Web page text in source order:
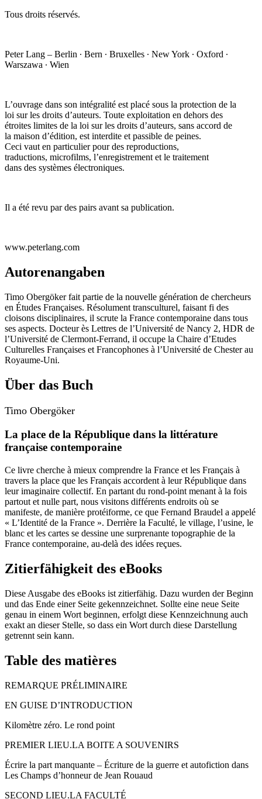
Tous droits réservés.
Peter Lang – Berlin ∙ Bern ∙ Bruxelles ∙ New York ∙ Oxford ∙
Warszawa ∙ Wien
L’ouvrage dans son intégralité est placé sous la protection de la
loi sur les droits d’auteurs. Toute exploitation en dehors des
étroites limites de la loi sur les droits d’auteurs, sans accord de
la maison d’édition, est interdite et passible de peines.
Ceci vaut en particulier pour des reproductions,
traductions, microfilms, l’enregistrement et le traitement
dans des systèmes électroniques.
Il a été revu par des pairs avant sa publication.
www.peterlang.com
Autorenangaben
Timo Obergökerfait partie de la nouvelle génération de chercheurs
en Études Françaises. Résolument transculturel, faisant fi des
cloisons disciplinaires, il scrute la France contemporaine dans tous
ses aspects. Docteur ès Lettres de l’Université de Nancy 2, HDR de
l’Université de Clermont-Ferrand, il occupe la Chaire d’Etudes
Culturelles Françaises et Francophones à l’Université de Chester au
Royaume-Uni.
Über das Buch
Timo Obergöker
La place de la République dans la littérature
française contemporaine
Ce livre cherche à mieux comprendre la France et les Français à
travers la place que les Français accordent à leur République dans
leur imaginaire collectif. En partant du rond-point menant à la fois
partout et nulle part, nous visitons différents endroits où se
manifeste, de manière protéiforme, ce que Fernand Braudel a appelé
« L’Identité de la France ». Derrière la Faculté, le village, l’usine, le
blanc et les cartes se dessine une surprenante topographie de la
France contemporaine, au-delà des idées reçues.
Zitierfähigkeit des eBooks
Diese Ausgabe des eBooks ist zitierfähig. Dazu wurden der Beginn
und das Ende einer Seite gekennzeichnet. Sollte eine neue Seite
genau in einem Wort beginnen, erfolgt diese Kennzeichnung auch
exakt an dieser Stelle, so dass ein Wort durch diese Darstellung
getrennt sein kann.
Table des matières
REMARQUE PRÉLIMINAIRE
EN GUISE D’INTRODUCTION
Kilomètre zéro. Le rond point
PREMIER LIEU.LA BOITE A SOUVENIRS
Écrire la part manquante – Écriture de la guerre et autofiction dans
Les Champs d’honneurde Jean Rouaud
SECOND LIEU.LA FACULTÉ